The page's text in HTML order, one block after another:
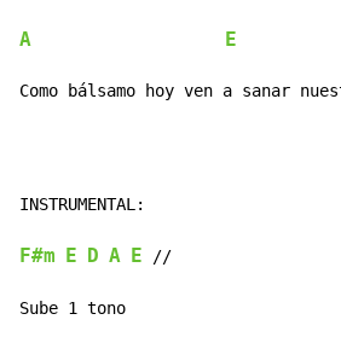
A E
Como bálsamo hoy ven a sanar
INSTRUMENTAL:
F#m E D A E //
Sube 1 tono